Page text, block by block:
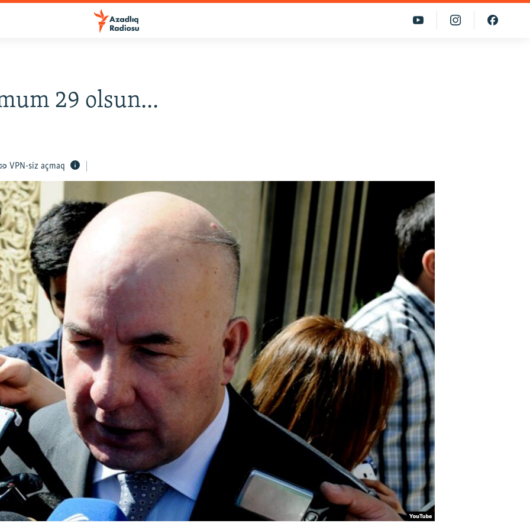
29 olsun...
VPN-siz açmaq